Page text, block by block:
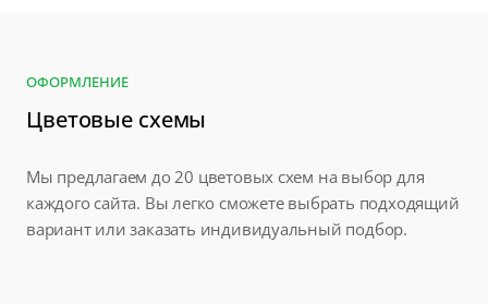
ОФОРМЛЕНИЕ
Цветовые схемы
Мы предлагаем до 20 цветовых схем на выбор для
каждого сайта. Вы легко сможете выбрать подходящий
вариант или заказать индивидуальный подбор.